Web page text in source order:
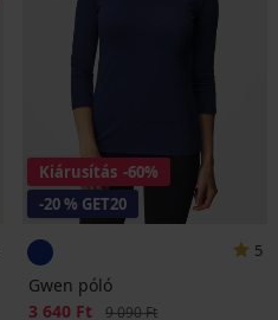
Kiárusítás -60%
-20 % GET20
5
Gwen póló
Kedvezmény
3 640 Ft Eredeti ár
9 090 Ft